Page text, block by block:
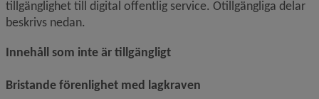
tillgänglighet till digital offentlig service. Otillgängliga delar
beskrivs nedan.
Innehåll som inte är tillgängligt
Bristande förenlighet med lagkraven